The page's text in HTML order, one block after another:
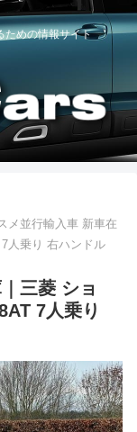
ための情報サイト
メ並行輸入車 新車在
人乗り 右ハンドル
三菱 ショ
7人乗り